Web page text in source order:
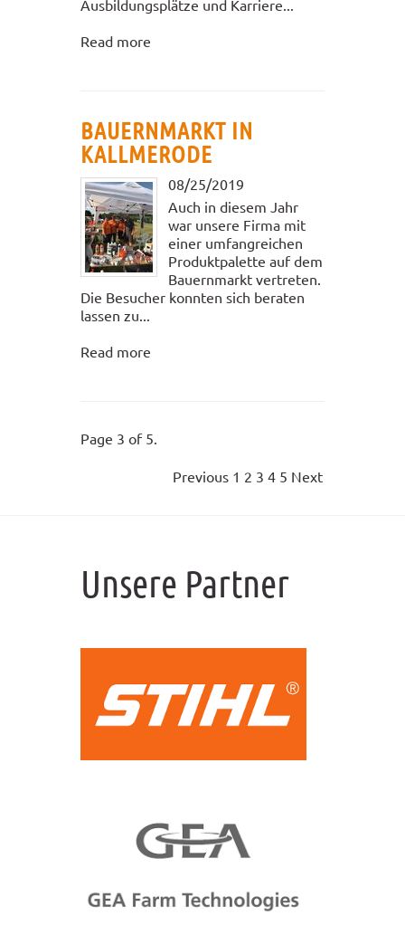
Ausbildungsplätze und Karriere...
Read more
BAUERNMARKT IN
KALLMERODE
08/25/2019
Auch in diesem Jahr
war unsere Firma mit
einer umfangreichen
Produktpalette auf dem
Bauernmarkt vertreten.
Die Besucher konnten sich beraten
lassen zu...
Read more
Page 3 of 5.
Previous 1 2 3 4 5 Next
Unsere Partner